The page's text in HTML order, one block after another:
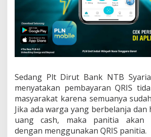
Sedang Plt Dirut Bank NTB
menyatakan pembayaran QRIS
masyarakat karena semuanya
Jika ada warga yang berbelanja dan
uang cash, maka panitia akan
dengan menggunakan QRIS panitia.